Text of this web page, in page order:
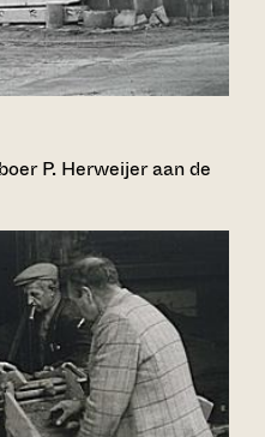
P. Herweijer aan de